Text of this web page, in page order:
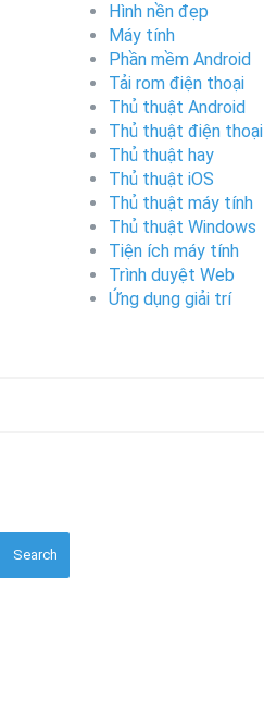
Hình nền đẹp
Máy tính
Phần mềm Android
Tải rom điện thoại
Thủ thuật Android
Thủ thuật điện thoại
Thủ thuật hay
Thủ thuật iOS
Thủ thuật máy tính
Thủ thuật Windows
Tiện ích máy tính
Trình duyệt Web
Ứng dụng giải trí